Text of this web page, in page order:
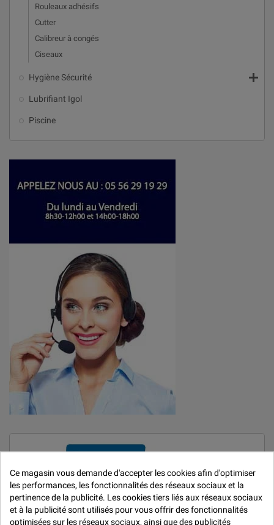
Rouleaux adhésifs
Cutter
Calibreur à congés
Ciseaux
Hygiène Sécurité 
Lubrifiant Igol
Piscine
Ce magasin vous demande d'accepter les cookies afin d'optimiser
les performances, les fonctionnalités des réseaux sociaux et la
pertinence de la publicité. Les cookies tiers liés aux réseaux sociaux
et à la publicité sont utilisés pour vous offrir des fonctionnalités
optimisées sur les réseaux sociaux, ainsi que des publicités